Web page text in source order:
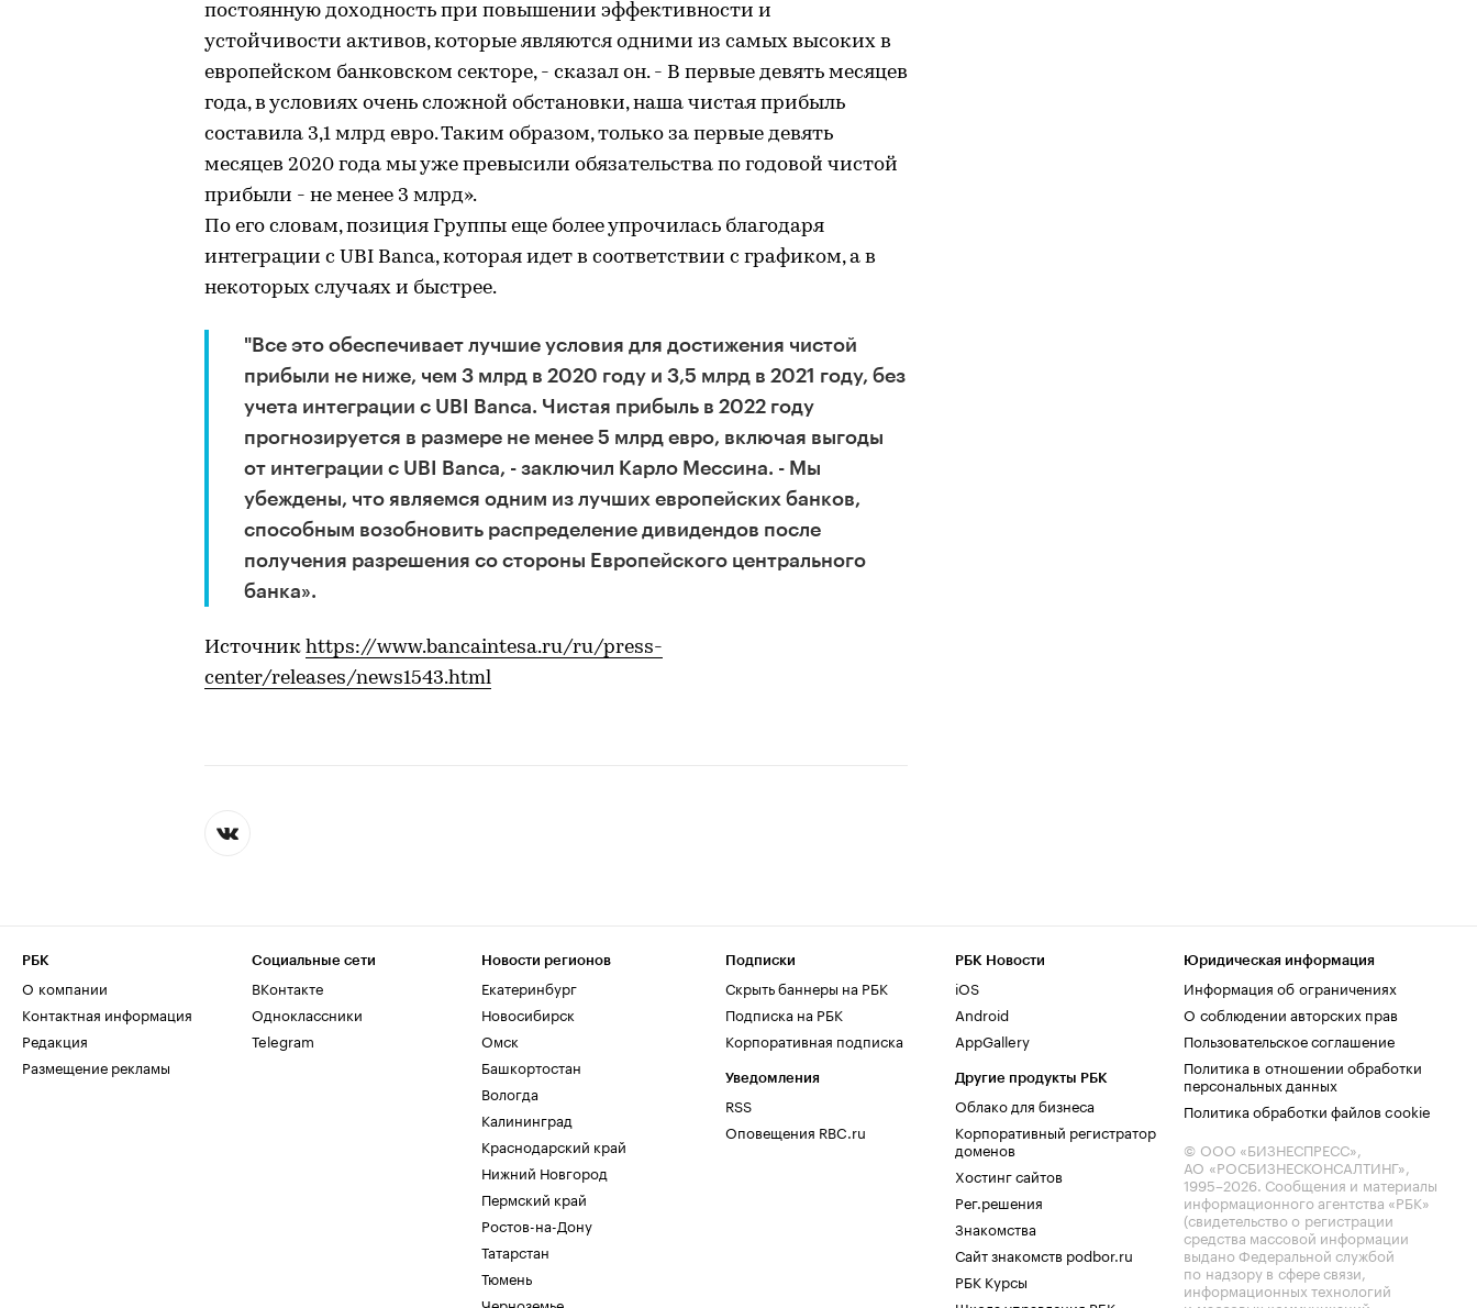
постоянную доходность при повышении эффективности и
устойчивости активов, которые являются одними из самых высоких в
европейском банковском секторе, - сказал он. - В первые девять месяцев
года, в условиях очень сложной обстановки, наша чистая прибыль
составила 3,1 млрд евро. Таким образом, только за первые девять
месяцев 2020 года мы уже превысили обязательства по годовой чистой
прибыли - не менее 3 млрд».
По его словам, позиция Группы еще более упрочилась благодаря
интеграции с UBI Banca, которая идет в соответствии с графиком, а в
некоторых случаях и быстрее.
"Все это обеспечивает лучшие условия для достижения чистой
прибыли не ниже, чем 3 млрд в 2020 году и 3,5 млрд в 2021 году, без
учета интеграции с UBI Banca. Чистая прибыль в 2022 году
прогнозируется в размере не менее 5 млрд евро, включая выгоды
от интеграции с UBI Banca, - заключил Карло Мессина. - Мы
убеждены, что являемся одним из лучших европейских банков,
способным возобновить распределение дивидендов после
получения разрешения со стороны Европейского центрального
банка».
Источник https://www.bancaintesa.ru/ru/press-
center/releases/news1543.html
РБК
О компании
Контактная информация
Редакция
Размещение рекламы
Социальные сети
ВКонтакте
Одноклассники
Telegram
Новости регионов
Екатеринбург
Новосибирск
Омск
Башкортостан
Вологда
Калининград
Краснодарский край
Нижний Новгород
Пермский край
Ростов-на-Дону
Татарстан
Тюмень
Черноземье
Подписки
Скрыть баннеры на РБК
Подписка на РБК
Корпоративная подписка
Уведомления
RSS
Оповещения RBC.ru
РБК Новости
iOS
Android
AppGallery
Другие продукты РБК
Облако для бизнеса
Корпоративный регистратор
доменов
Хостинг сайтов
Рег.решения
Знакомства
Сайт знакомств podbor.ru
РБК Курсы
Юридическая информация
Информация об ограничениях
О соблюдении авторских прав
Пользовательское соглашение
Политика в отношении обработки
персональных данных
Политика обработки файлов cookie
© ООО «БИЗНЕСПРЕСС»,
АО «РОСБИЗНЕСКОНСАЛТИНГ»,
1995–2026. Сообщения и материалы
информационного агентства «РБК»
(свидетельство о регистрации
средства массовой информации
выдано Федеральной службой
по надзору в сфере связи,
информационных технологий